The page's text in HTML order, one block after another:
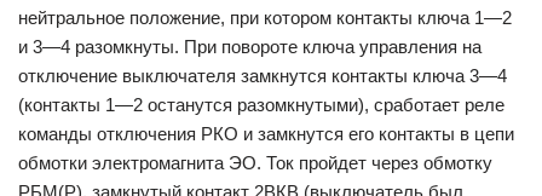
нейтральное положение, при котором контакты ключа 1—2
и 3—4 разомкнуты. При повороте ключа управления на
отключение выключателя замкнутся контакты ключа 3—4
(контакты 1—2 останутся разомкнутыми), сработает реле
команды отключения РКО и замкнутся его контакты в цепи
обмотки электромагнита ЭО. Ток пройдет через обмотку
РБМ(Р), замкнутый контакт 2ВКВ (выключатель был